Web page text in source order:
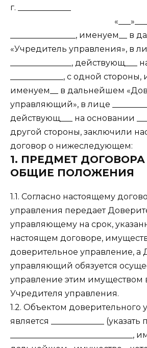
г.
________________, именуем__ в
«Учредитель управления», в
_______________, действующ___
_____________, с одной стороны,
именуем__ в дальнейшем
управляющий», в лице
действующ___ на основании
другой стороны, заключили
договор о нижеследующем:
1. ПРЕДМЕТ
ОБЩИЕ ПОЛОЖЕНИЯ
1.1. Согласно настоящему
управления передает
управляющему на срок,
настоящем договоре,
доверительное управление, а
управляющий обязуется
управление этим имуществом
Учредителя управления.
1.2. Объектом доверительного
является _____________